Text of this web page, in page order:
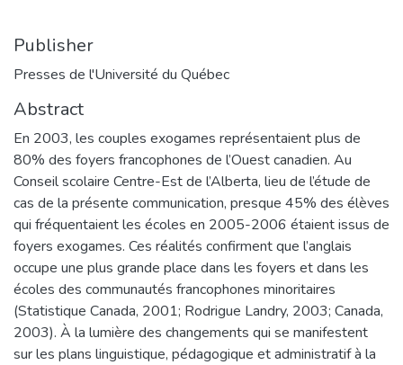
Publisher
Presses de l'Université du Québec
Abstract
En 2003, les couples exogames représentaient plus de
80% des foyers francophones de l’Ouest canadien. Au
Conseil scolaire Centre-Est de l’Alberta, lieu de l’étude de
cas de la présente communication, presque 45% des élèves
qui fréquentaient les écoles en 2005-2006 étaient issus de
foyers exogames. Ces réalités confirment que l’anglais
occupe une plus grande place dans les foyers et dans les
écoles des communautés francophones minoritaires
(Statistique Canada, 2001; Rodrigue Landry, 2003; Canada,
2003). À la lumière des changements qui se manifestent
sur les plans linguistique, pédagogique et administratif à la